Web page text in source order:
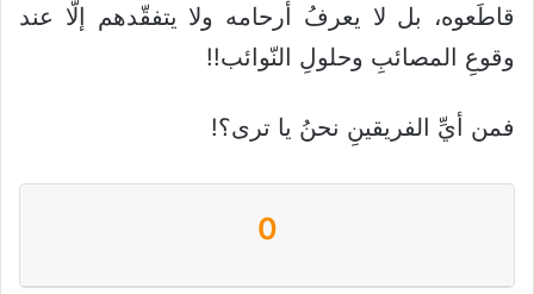
قاطَعوه، بل لا يعرفُ أرحامه ولا يتفقّدهم إلّا عند
وقوعِ المصائبِ وحلولِ النّوائب!!
فمن أيِّ الفريقينِ نحنُ يا ترى؟!
0